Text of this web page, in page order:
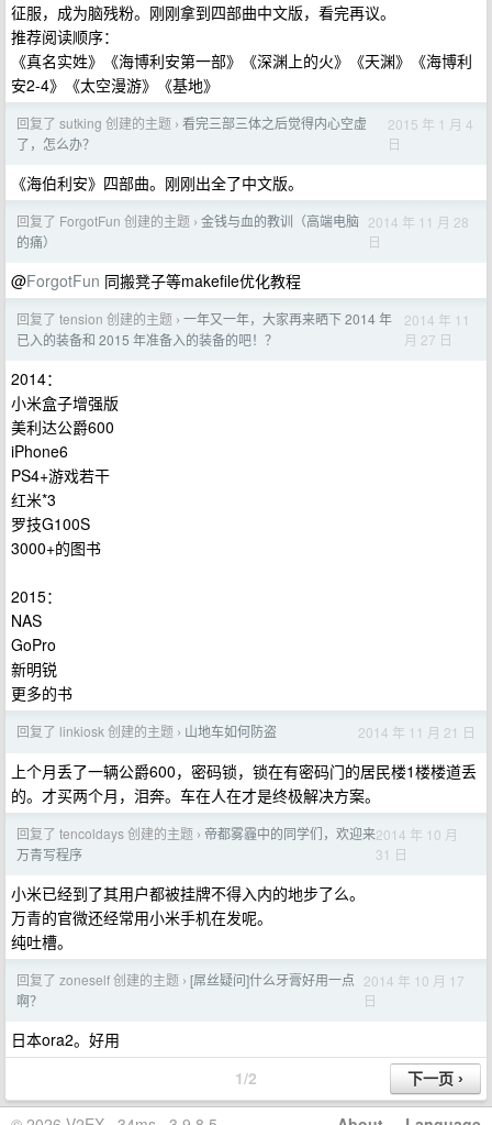
征服，成为脑残粉。刚刚拿到四部曲中文版，看完再议。
推荐阅读顺序：
《真名实姓》《海博利安第一部》《深渊上的火》《天渊》《海博利
安2-4》《太空漫游》《基地》
回复了 sutking 创建的主题 › 看完三部三体之后觉得内心空虚
了，怎么办？
2015 年 1 月 4
日
《海伯利安》四部曲。刚刚出全了中文版。
回复了 ForgotFun 创建的主题 › 金钱与血的教训（高端电脑
的痛）
2014 年 11 月 28
日
@ForgotFun 同搬凳子等makefile优化教程
回复了 tension 创建的主题 › 一年又一年，大家再来晒下 2014 年
已入的装备和 2015 年准备入的装备的吧！？
2014 年 11
月 27 日
2014：
小米盒子增强版
美利达公爵600
iPhone6
PS4+游戏若干
红米*3
罗技G100S
3000+的图书
2015：
NAS
GoPro
新明锐
更多的书
回复了 linkiosk 创建的主题 › 山地车如何防盗 2014 年 11 月 21 日
上个月丢了一辆公爵600，密码锁，锁在有密码门的居民楼1楼楼道丢
的。才买两个月，泪奔。车在人在才是终极解决方案。
回复了 tencoldays 创建的主题 › 帝都雾霾中的同学们，欢迎来
万青写程序
2014 年 10 月
31 日
小米已经到了其用户都被挂牌不得入内的地步了么。
万青的官微还经常用小米手机在发呢。
纯吐槽。
回复了 zoneself 创建的主题 › [屌丝疑问]什么牙膏好用一点
啊？
2014 年 10 月 17
日
日本ora2。好用
1/2